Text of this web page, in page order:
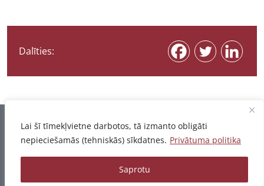
Lai šī tīmekļvietne darbotos, tā izmanto obligāti
nepieciešamās (tehniskās) sīkdatnes. Privātuma politika
Saprotu
Dalīties:
Informācija pēdējo reizi atjaunota 07.08.2026
© 2026 - Pētījumu un publikāciju datubāze